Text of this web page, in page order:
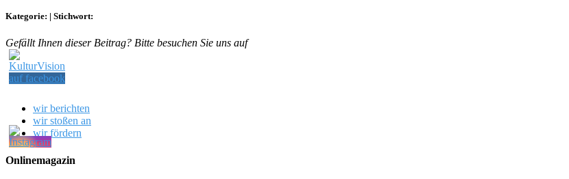
Kategorie: | Stichwort:
Gefällt Ihnen dieser Beitrag? Bitte besuchen Sie uns auf
wir berichten
wir stoßen an
wir fördern
Onlinemagazin